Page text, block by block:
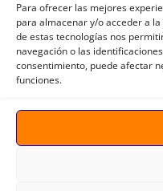
Para ofrecer las mejores
para almacenar y/o acceder a
de estas tecnologías nos
navegación o las
consentimiento, puede afectar
funciones.